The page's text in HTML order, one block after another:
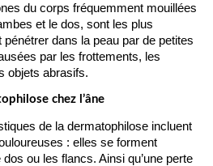
du corps fréquemment mouillées
et le dos, sont les plus
dans la peau par de petites
par les frottements, les
objets abrasifs.
chez l’âne
de la dermatophilose incluent
: elles se forment
ou les flancs. Ainsi qu’une perte